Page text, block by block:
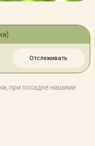
Отслеживать
при посадке нашими